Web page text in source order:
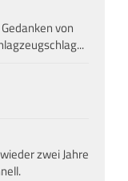
von
zwei Jahre